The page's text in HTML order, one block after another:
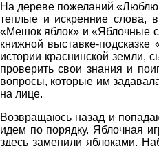
На дереве пожеланий «Люблю
теплые и искренние слова,
«Мешок яблок» и «Яблочные
книжной выставке-
истории краснинской земли,
проверить свои знания и
вопросы, которые им
на лице.
Возвращаюсь назад и
идем по порядку. Яблочная
здесь заменили яблоками.